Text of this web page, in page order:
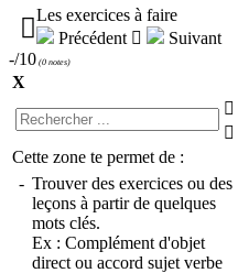
Les exercices à faire
Précédent 
Suivant
-/10 (0 notes)
X


Cette zone te permet de :
- Trouver des exercices ou des
leçons à partir de quelques
mots clés.
Ex : Complément d'objet
direct ou accord sujet verbe